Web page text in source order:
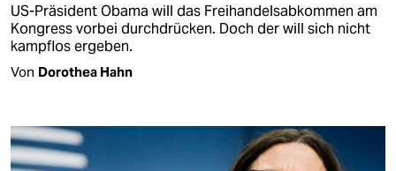
US-Präsident Obama will das Freihandelsabkommen am
Kongress vorbei durchdrücken. Doch der will sich nicht
kampflos ergeben.
Von Dorothea Hahn